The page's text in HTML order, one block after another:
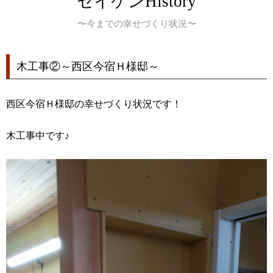
〜今までの幸せづくり状況〜
木工事②～西区今宿Ｈ様邸～
西区今宿Ｈ様邸の幸せづくり状況です！
木工事中です♪